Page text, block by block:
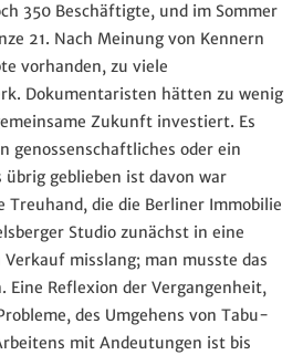
350 Beschäftigte, und im Sommer
21. Nach Meinung von Kennern
vorhanden, zu viele
Dokumentaristen hätten zu wenig
Zukunft investiert. Es
genossenschaftliches oder ein
geblieben ist davon war
Treuhand, die die Berliner Immobilie
Studio zunächst in eine
misslang; man musste das
Eine Reflexion der Vergangenheit,
des Umgehens von Tabu-
mit Andeutungen ist bis